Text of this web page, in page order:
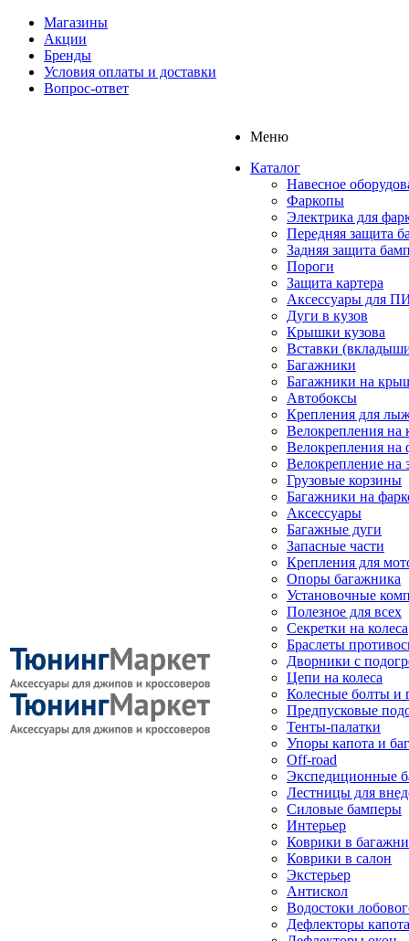
Магазины
Акции
Бренды
Условия оплаты и доставки
Вопрос-ответ
Меню
Каталог
Навесное
Фаркопы
Электрика для
Передняя защита
Задняя защита
Пороги
Защита картера
Аксессуары для
Дуги в кузов
Крышки кузова
Вставки
Багажники
Багажники на
Автобоксы
Крепления для
Велокрепления
Велокрепления на
Велокрепление на
Грузовые корзины
Багажники на
Аксессуары
Багажные дуги
Запасные части
Крепления для
Опоры багажника
Установочные
Полезное для всех
Секретки на колеса
Браслеты
Дворники с
Цепи на колеса
Колесные болты и
Предпусковые
Тенты-палатки
Упоры капота и
Off-road
Экспедиционные
Лестницы для
Силовые бамперы
Интерьер
Коврики в
Коврики в салон
Экстерьер
Антискол
Водостоки
Дефлекторы капота